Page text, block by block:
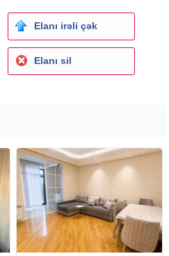
Elanı irəli çək
Elanı sil